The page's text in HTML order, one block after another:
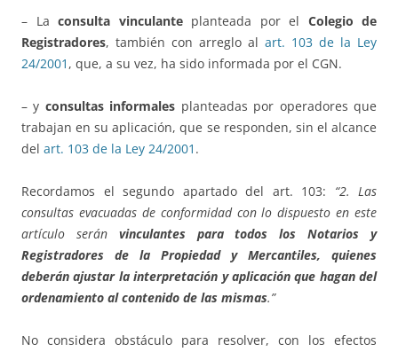
– La consulta vinculanteplanteada por el Colegio de
Registradores, también con arreglo al art. 103 de la Ley
24/2001 , que, a su vez, ha sido informada por el CGN.
– y consultas informales planteadas por operadores que
trabajan en su aplicación, que se responden, sin el alcance
del art. 103 de la Ley 24/2001 .
Recordamos el segundo apartado del art. 103: “2. Las
consultas evacuadas de conformidad con lo dispuesto en este
artículo serán vinculantes para todos los Notarios y
Registradores de la Propiedad y Mercantiles, quienes
deberán ajustar la interpretación y aplicación que hagan del
ordenamiento al contenido de las mismas.”
No considera obstáculo para resolver, con los efectos